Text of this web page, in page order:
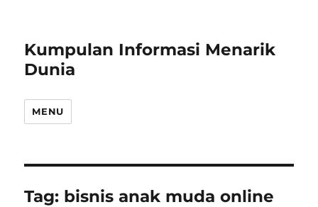
Kumpulan Informasi Menarik
Dunia
MENU
Tag: bisnis anak muda online